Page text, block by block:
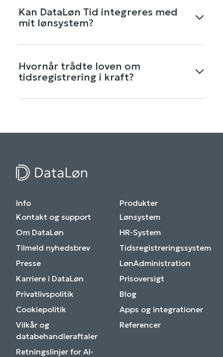
medarbejdere kan tjekke ind og ud fysisk. Du kan
definere tolerancer og årsager (fx afspadsering
eller sygdom), hvis de registrerer uden for
Kan DataLøn Tid integreres med
mit lønsystem?
direkte med DataLøn. Det betyder, at registreret
tid, kørsel og udlæg kan overføres automatisk,
så du slipper for manuelle indtastninger.
Hvornår trådte loven om
tidsregistrering i kraft?
Info
Kontakt og support
Om DataLøn
Tilmeld nyhedsbrev
Presse
Karriere i DataLøn
Privatlivspolitik
Cookiepolitik
Vilkår og
databehandleraftaler
Retningslinjer for AI-
Produkter
Lønsystem
HR-System
Tidsregistreringssystem
LønAdministration
Prisoversigt
Blog
Apps og integrationer
Referencer